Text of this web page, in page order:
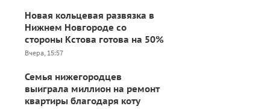
Новая кольцевая развязка в
Нижнем Новгороде со
стороны Кстова готова на 50%
Вчера, 15:57
Семья нижегородцев
выиграла миллион на ремонт
квартиры благодаря коту